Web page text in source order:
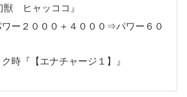
獣 ヒャッココ』
ワー２０００＋４０００⇒パワー６０
時『【エナチャージ１】』